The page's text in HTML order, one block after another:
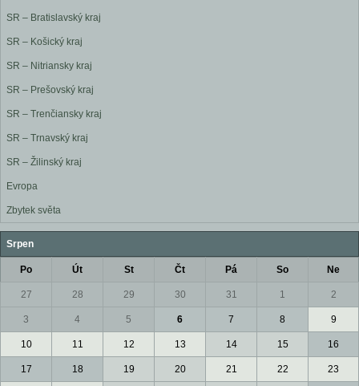
SR – Bratislavský kraj
SR – Košický kraj
SR – Nitriansky kraj
SR – Prešovský kraj
SR – Trenčiansky kraj
SR – Trnavský kraj
SR – Žilinský kraj
Evropa
Zbytek světa
Srpen
Po Út St Čt Pá So Ne
27 28 29 30 31 1 2
3 4 5 6 7 8 9
10 11 12 13 14 15 16
17 18 19 20 21 22 23